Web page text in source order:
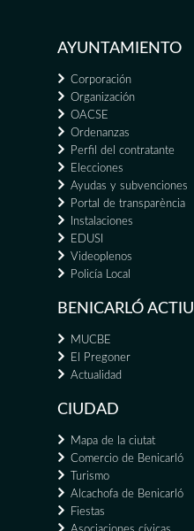
AYUNTAMIENTO
Corporación
Organización
OACSE
Ordenanzas
Perfil del contratante
Elecciones
Ayudas y subvenciones
Portal de transparència
Instalaciones
EDUSI
Videoplenos
Policía Local
BENICARLÓ ACTIU
MUCBE
El Pregoner
Actualidad
CIUDAD
Mapa de la ciutat
Comercio de Benicarló
Turismo
Alcachofa de Benicarló
Fiestas